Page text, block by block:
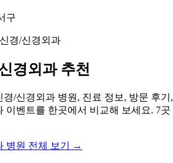
구
경/신경외과
경외과 추천
/신경외과 병원, 진료 정보, 방문 후기,
이벤트를 한곳에서 비교해 보세요. 7곳
병원 전체 보기
→